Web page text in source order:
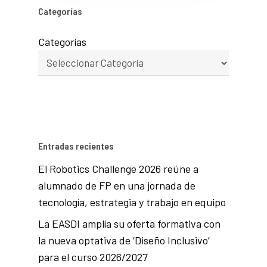
Categorías
Categorías
Entradas recientes
El Robotics Challenge 2026 reúne a
alumnado de FP en una jornada de
tecnología, estrategia y trabajo en equipo
La EASDI amplía su oferta formativa con
la nueva optativa de ‘Diseño Inclusivo’
para el curso 2026/2027